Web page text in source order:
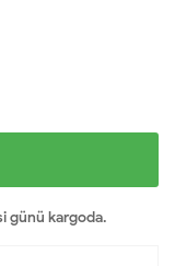
günü kargoda.